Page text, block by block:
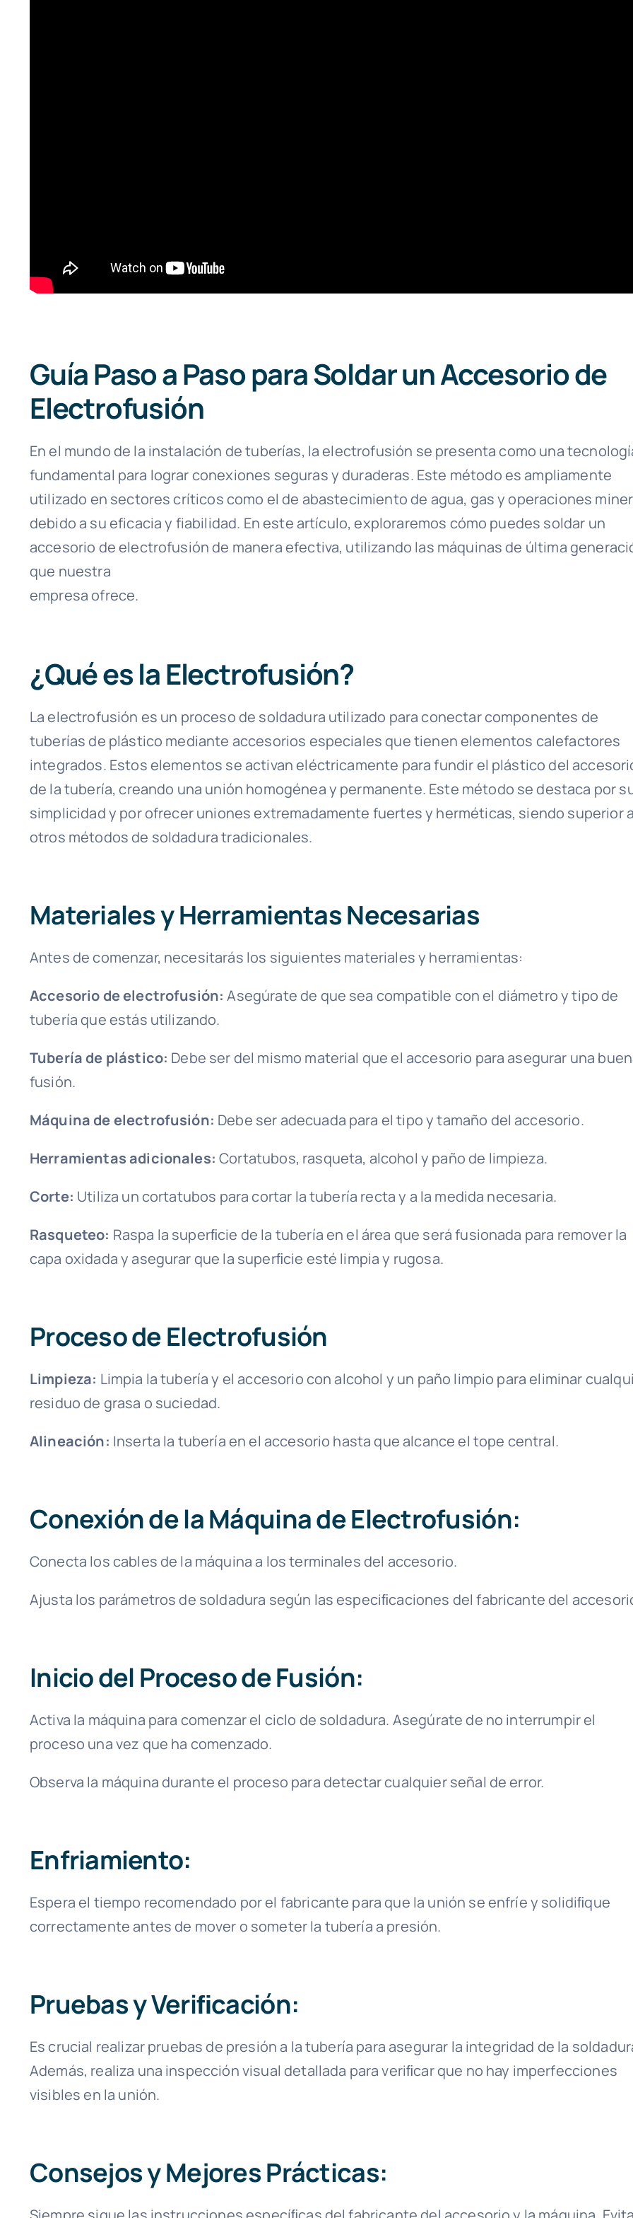
Guía Paso a Paso para Soldar un Accesorio de
Electrofusión
En el mundo de la instalación de tuberías, la electrofusión se presenta como una
fundamental para lograr conexiones seguras y duraderas. Este método es ampliamente
utilizado en sectores críticos como el de abastecimiento de agua, gas y operaciones
debido a su eficacia y fiabilidad. En este artículo, exploraremos cómo puedes soldar un
accesorio de electrofusión de manera efectiva, utilizando las máquinas de última
que nuestra
empresa ofrece.
¿Qué es la Electrofusión?
La electrofusión es un proceso de soldadura utilizado para conectar componentes de
tuberías de plástico mediante accesorios especiales que tienen elementos calefactores
integrados. Estos elementos se activan eléctricamente para fundir el plástico del
de la tubería, creando una unión homogénea y permanente. Este método se destaca por
simplicidad y por ofrecer uniones extremadamente fuertes y herméticas, siendo superior
otros métodos de soldadura tradicionales.
Materiales y Herramientas Necesarias
Antes de comenzar, necesitarás los siguientes materiales y herramientas:
Accesorio de electrofusión: Asegúrate de que sea compatible con el diámetro y tipo de
tubería que estás utilizando.
Tubería de plástico: Debe ser del mismo material que el accesorio para asegurar una
fusión.
Máquina de electrofusión: Debe ser adecuada para el tipo y tamaño del accesorio.
Herramientas adicionales: Cortatubos, rasqueta, alcohol y paño de limpieza.
Corte: Utiliza un cortatubos para cortar la tubería recta y a la medida necesaria.
Rasqueteo: Raspa la superﬁcie de la tubería en el área que será fusionada para remover la
capa oxidada y asegurar que la superﬁcie esté limpia y rugosa.
Proceso de Electrofusión
Limpieza: Limpia la tubería y el accesorio con alcohol y un paño limpio para eliminar
residuo de grasa o suciedad.
Alineación: Inserta la tubería en el accesorio hasta que alcance el tope central.
Conexión de la Máquina de Electrofusión:
Conecta los cables de la máquina a los terminales del accesorio.
Ajusta los parámetros de soldadura según las especiﬁcaciones del fabricante del
Inicio del Proceso de Fusión:
Activa la máquina para comenzar el ciclo de soldadura. Asegúrate de no interrumpir el
proceso una vez que ha comenzado.
Observa la máquina durante el proceso para detectar cualquier señal de error.
Enfriamiento:
Espera el tiempo recomendado por el fabricante para que la unión se enfríe y solidiﬁque
correctamente antes de mover o someter la tubería a presión.
Pruebas y Veriﬁcación:
Es crucial realizar pruebas de presión a la tubería para asegurar la integridad de la
Además, realiza una inspección visual detallada para veriﬁcar que no hay imperfecciones
visibles en la unión.
Consejos y Mejores Prácticas: